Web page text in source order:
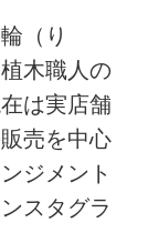
（り
木職人の
は実店舗
売を中心
ジメント
スタグラ